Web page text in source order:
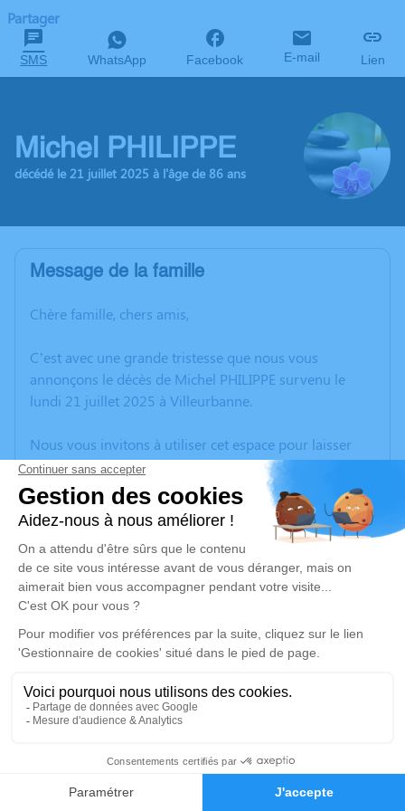
Faire-part Hommages
Partager
SMS WhatsApp Facebook E-mail Lien
Michel PHILIPPE
décédé le 21 juillet 2025 à l'âge de 86 ans
Message de la famille
Chère famille, chers amis,
C’est avec une grande tristesse que nous vous
annonçons le décès de Michel PHILIPPE survenu le
lundi 21 juillet 2025 à Villeurbanne.
Nous vous invitons à utiliser cet espace pour laisser
vos condoléances, partager des photos souvenirs, une
anecdote ou exprimer vos pensées à travers des
poèmes ou des textes. Cet endroit est un lieu
d'expression dédié à honorer la mémoire de Michel
PHILIPPE.
Un service de plantation d’arbre hommage est
disponible ici.
Je rends hommage
Cérémonie religieuse
Eglise Saint-Pierre de Communay
rue de l'église